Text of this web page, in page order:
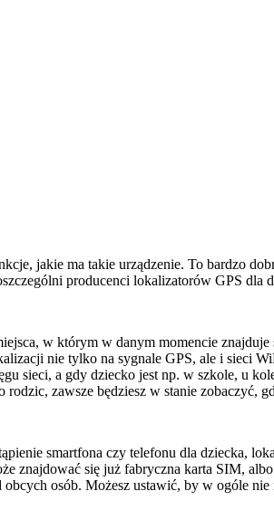
jakie ma takie urządzenie. To bardzo
producenci lokalizatorów GPS dla
w którym w danym momencie
nie tylko na sygnale GPS, ale i sieci
sieci, a gdy dziecko jest np. w szkole, u
zawsze będziesz w stanie zobaczyć,
smartfona czy telefonu dla dziecka,
znajdować się już fabryczna karta SIM,
osób. Możesz ustawić, by w ogóle